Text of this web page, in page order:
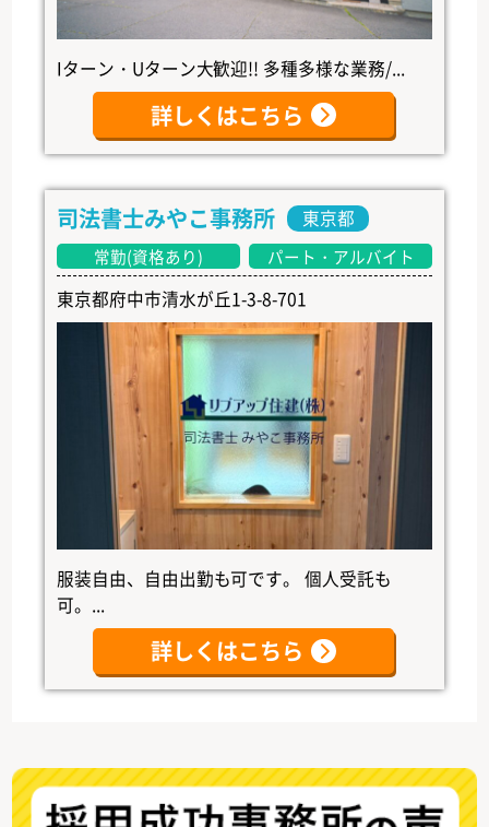
Iターン・Uターン大歓迎!! 多種多様な業務/...
詳しくはこちら
司法書士みやこ事務所 東京都
常勤(資格あり) パート・アルバイト
東京都府中市清水が丘1-3-8-701
服装自由、自由出勤も可です。 個人受託も
可。...
詳しくはこちら